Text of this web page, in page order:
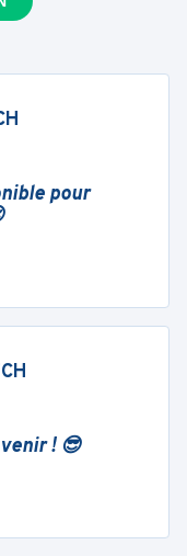
pour
! 😎